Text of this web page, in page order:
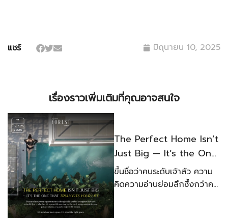
มิถุนายน 10, 2025
แชร์
เรื่องราวเพิ่มเติมที่คุณอาจสนใจ
The Perfect Home Isn’t
Just Big — It’s the One
That Truly Fits Your
Life.
17
มิถุนายน,
2025
ขึ้นชื่อว่าคนระดับเจ้าสัว ความ
คิดความอ่านย่อมลึกซึ้งกว่าคน